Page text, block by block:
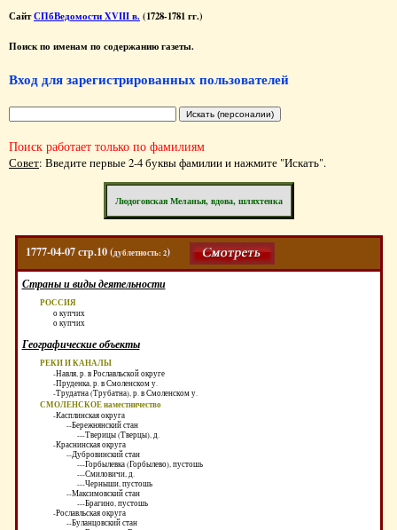
СайтСПбВедомости XVIII в. (1728-1781 гг.)
Поиск по именам по содержанию газеты.
Вход для зарегистрированных пользователей
Поиск работает только по фамилиям
Совет: Введите первые 2-4 буквы фамилии и нажмите "Искать".
Людоговская Меланья, вдова, шляхтенка
1777-04-07 стр.10 (дублетность: 2)
Страны и виды деятельности
РОССИЯ
о купчих
о купчих
Географические объекты
РЕКИ И КАНАЛЫ
-Навля, р. в Рославльской округе
-Пруденка, р. в Смоленском у.
-Трудатна (Трубатна), р. в Смоленском у.
СМОЛЕНСКОЕ наместничество
-Касплинская округа
--Бережнянский стан
---Тверицы (Тверцы), д.
-Краснинская округа
--Дубровинский стан
---Горбылевка (Горбылево), пустошь
---Смиловичи, д.
---Черныши, пустошь
--Максимовский стан
---Брагино, пустошь
-Рославльская округа
--Буланцовский стан